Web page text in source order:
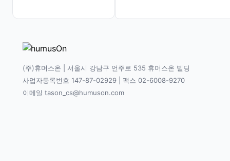
(주)휴머스온 | 서울시 강남구 언주로 535 휴머스온 빌딩
사업자등록번호 147-87-02929 | 팩스 02-6008-9270
이메일 tason_cs@humuson.com